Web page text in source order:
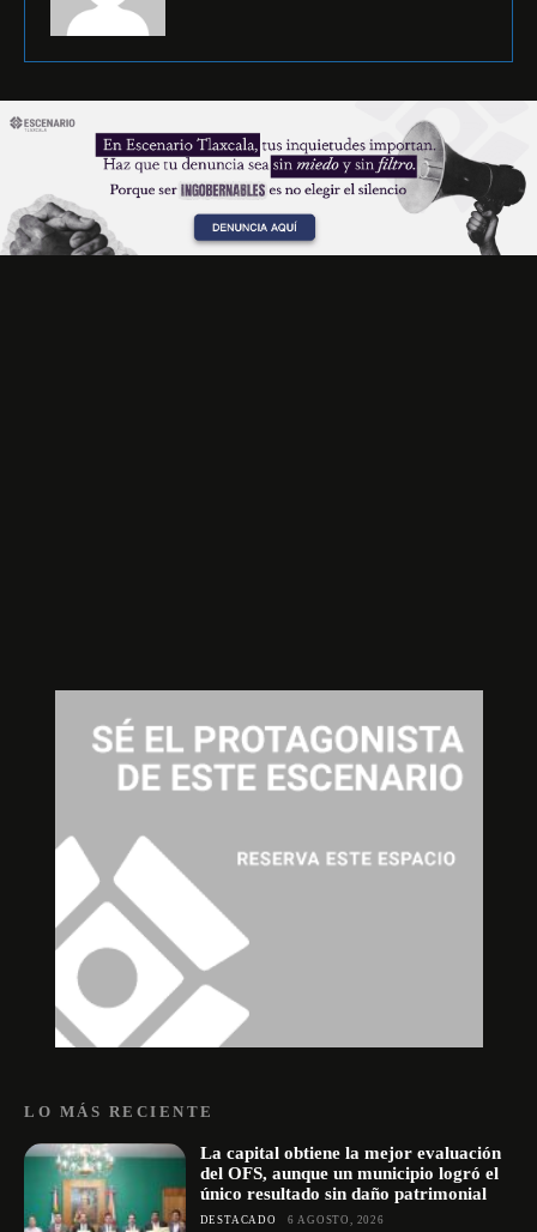
LO MÁS RECIENTE
La capital obtiene la mejor evaluación
del OFS, aunque un municipio logró el
único resultado sin daño patrimonial
DESTACADO 6 AGOSTO, 2026